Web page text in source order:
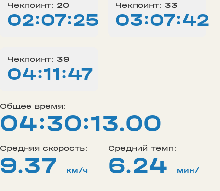
Чекпоинт: 20
02:07:25
Чекпоинт: 33
03:07:42
Чекпоинт: 39
04:11:47
Общее время:
04:30:13.00
Средняя скорость:
9.37 км/ч
Средний темп:
6.24 мин/